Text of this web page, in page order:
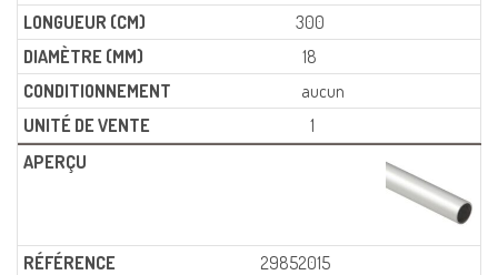
300
18
aucun
1
29852015